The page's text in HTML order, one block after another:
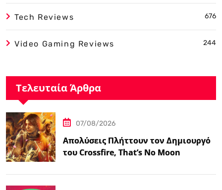
Tech Reviews 676
Video Gaming Reviews 244
Τελευταία Άρθρα
07/08/2026
Απολύσεις Πλήττουν τον Δημιουργό
του Crossfire, That’s No Moon